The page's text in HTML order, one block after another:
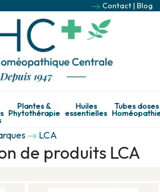
Contact| Blog
Plantes &
Phytothérapie
Huiles
essentielles
Tubes doses
LCA
de produits LCA